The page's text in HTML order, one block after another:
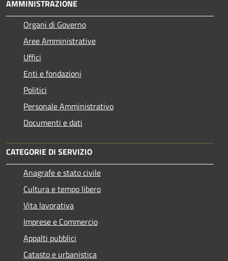
AMMINISTRAZIONE
Organi di Governo
Aree Amministrative
Uffici
Enti e fondazioni
Politici
Personale Amministrativo
Documenti e dati
CATEGORIE DI SERVIZIO
Anagrafe e stato civile
Cultura e tempo libero
Vita lavorativa
Imprese e Commercio
Appalti pubblici
Catasto e urbanistica